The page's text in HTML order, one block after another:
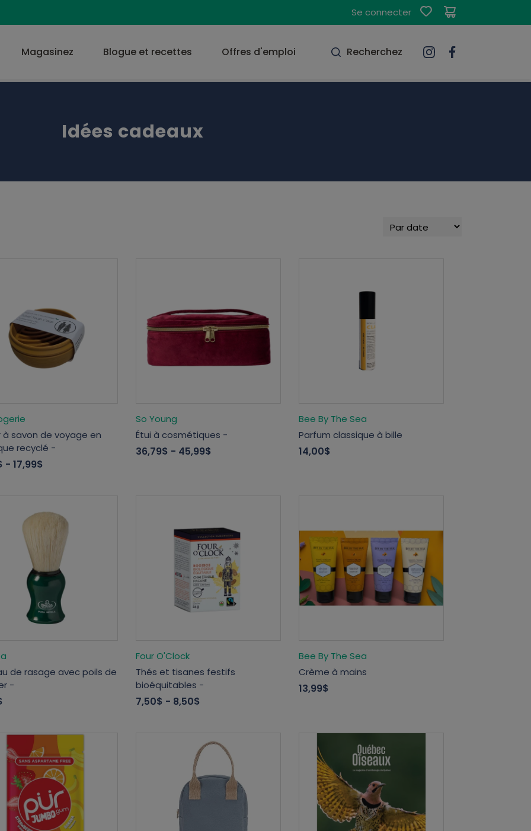
Se connecter
Magasinez Blogue et recettes Offres d'emploi Recherchez
Idées cadeaux
à savon de voyage en
recyclé -
- 17,99$
So Young
Étui à cosmétiques -
36,79$ - 45,99$
Bee By The Sea
Parfum classique à bille
14,00$
de rasage avec poils de
-
Four O'Clock
Thés et tisanes festifs
bioéquitables -
7,50$ - 8,50$
Bee By The Sea
Crème à mains
13,99$